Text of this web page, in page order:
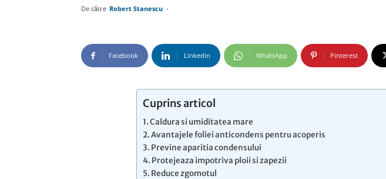
De către Robert Stanescu -
Facebook Linkedin WhatsApp Pinterest
Cuprins articol
Caldura si umiditatea mare
Avantajele foliei anticondens pentru acoperis
Previne aparitia condensului
Protejeaza impotriva ploii si zapezii
Reduce zgomotul